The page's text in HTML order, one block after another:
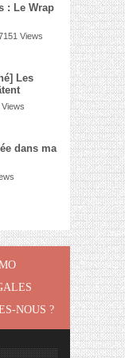
: Le Wrap
Views
Les
dans ma
NOUS ?